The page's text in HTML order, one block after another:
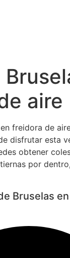
aire
freidora de
disfrutar esta
obtener
por
Bruselas